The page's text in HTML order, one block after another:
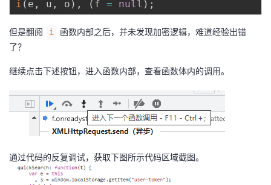
i ( e , u , o ) , ( f = null ) ;
但是翻阅 i
函数内部之后，并未发现加密逻辑，难道经验出错
了？
继续点击下述按钮，进入函数内部，查看函数体内的调用。
通过代码的反复调试，获取下图所示代码区域截图。